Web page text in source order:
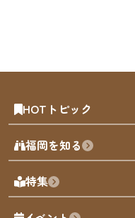
HOTトピック
みんなの旅行記
天神エリア
博多旧市街
福岡城
福岡を知る
福岡の見どころ
福岡の魅力
特集